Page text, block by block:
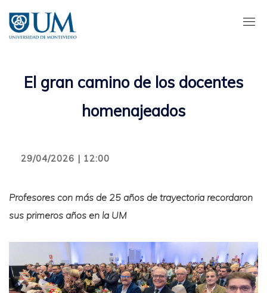
contenido
principal
El gran camino de los docentes
homenajeados
29/04/2026 | 12:00
Profesores con más de 25 años de trayectoria recordaron
sus primeros años en la UM